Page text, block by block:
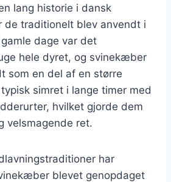
lang historie i dansk
de traditionelt blev anvendt i
dage var det
hele dyret, og svinekæber
som en del af en større
simret i lange timer med
hvilket gjorde dem
velsmagende ret.
har
blevet genopdaget